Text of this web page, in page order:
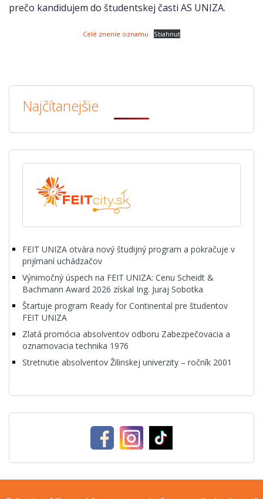
prečo kandidujem do študentskej časti AS UNIZA.
Celé znenie oznamu Stiahnuť
Najčítanejšie
FEIT UNIZA otvára nový študijný program a pokračuje v
prijímaní uchádzačov
Výnimočný úspech na FEIT UNIZA: Cenu Scheidt &
Bachmann Award 2026 získal Ing. Juraj Sobotka
Štartuje program Ready for Continental pre študentov
FEIT UNIZA
Zlatá promócia absolventov odboru Zabezpečovacia a
oznamovacia technika 1976
Stretnutie absolventov Žilinskej univerzity – ročník 2001